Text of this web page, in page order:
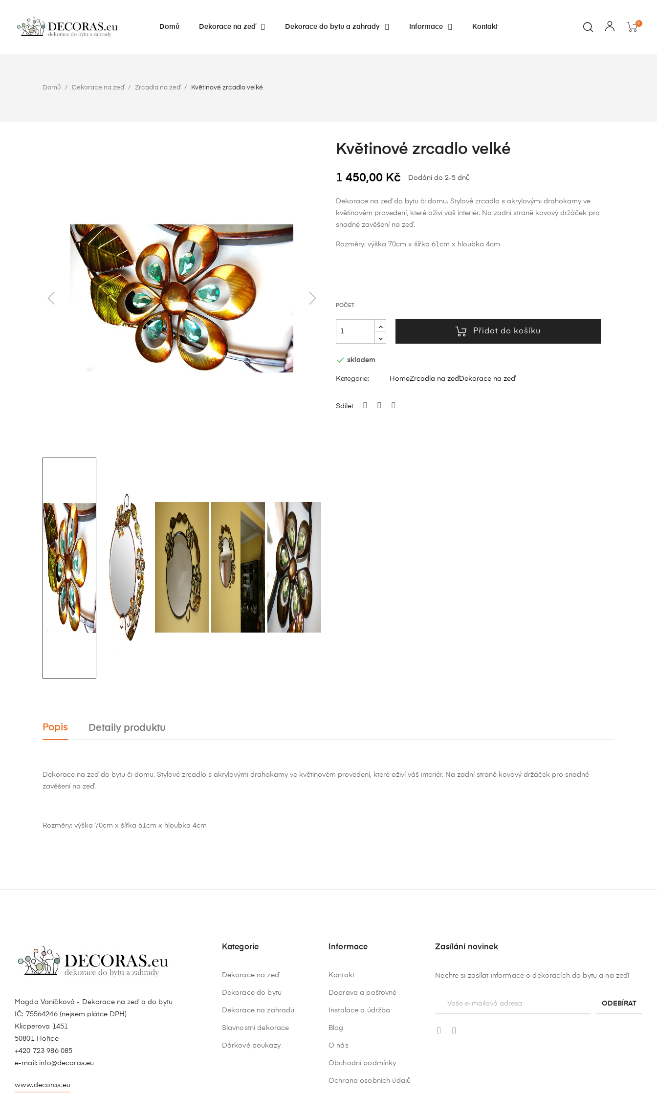
Domů Dekorace na zeď Dekorace do bytu a zahrady Informace Kontakt 0
Domů Dekorace na zeď Zrcadla na zeď Květinové zrcadlo velké
Květinové zrcadlo velké
1 450,00 Kč Dodání do 2-5 dnů
Dekorace na zeď do bytu či domu. Stylové zrcadlo s akrylovými drahokamy ve
květinovém provedení, které oživí váš interiér. Na zadní straně kovový držáček pro
snadné zavěšení na zeď.
Rozměry: výška 70cm x šířka 61cm x hloubka 4cm
POČET
Přidat do košíku
 skladem
Kategorie: HomeZrcadla na zeďDekorace na zeď
Sdílet
Popis Detaily produktu
Dekorace na zeď do bytu či domu. Stylové zrcadlo s akrylovými drahokamy ve květinovém provedení, které oživí váš interiér. Na zadní straně kovový držáček pro snadné
zavěšení na zeď.
Rozměry: výška 70cm x šířka 61cm x hloubka 4cm
Magda Vaníčková - Dekorace na zeď a do bytu
IČ: 75564246 (nejsem plátce DPH)
Klicperova 1451
50801 Hořice
+420 723 986 085
e-mail: info@decoras.eu
www.decoras.eu
Kategorie
Dekorace na zeď
Dekorace do bytu
Dekorace na zahradu
Slavnostní dekorace
Dárkové poukazy
Informace
Kontakt
Doprava a poštovné
Instalace a údržba
Blog
O nás
Obchodní podmínky
Ochrana osobních údajů
Zasílání novinek
Nechte si zasílat informace o dekoracích do bytu a na zeď!
ODEBÍRAT